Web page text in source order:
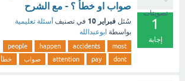
تصويتات
1
إجابة
صواب او خطأ ؟ - مع الشرح
سُئل فبراير 10 في تصنيف أسئلة تعليمية
بواسطة ابوعبدالله
most
accidents
happen
people
dont
pay
attention صواب خطأ